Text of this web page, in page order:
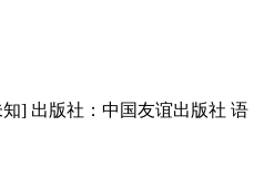
] 出版社：中国友谊出版社 语